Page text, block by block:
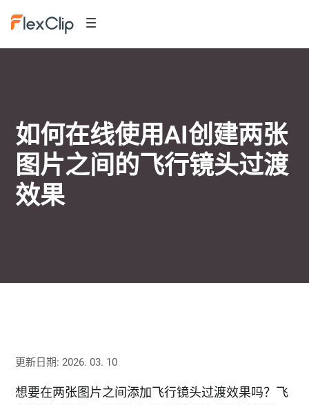
如何在线使用AI创建两张
图片之间的飞行镜头过渡
效果
更新日期: 2026. 03. 10
想要在两张图片之间添加飞行镜头过渡效果吗？飞